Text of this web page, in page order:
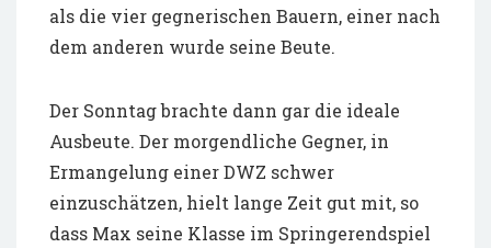
als die vier gegnerischen Bauern, einer nach
dem anderen wurde seine Beute.
Der Sonntag brachte dann gar die ideale
Ausbeute. Der morgendliche Gegner, in
Ermangelung einer DWZ schwer
einzuschätzen, hielt lange Zeit gut mit, so
dass Max seine Klasse im Springerendspiel